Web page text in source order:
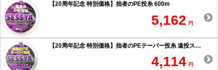
【20周年記念 特別価格】拙者のPE投糸 600m
5,162 円
【20周年記念 特別価格】拙者のPEテーパー投糸 遠投スペシャル 0.6号以上
4,114 円